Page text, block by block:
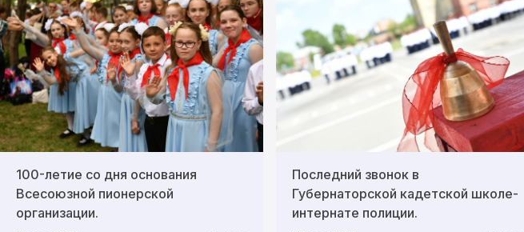
100-летие со дня основания
Всесоюзной пионерской
организации.
Последний звонок в
Губернаторской кадетской школе-
интернате полиции.